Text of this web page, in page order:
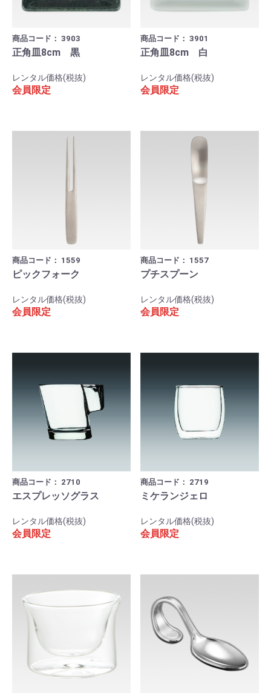
商品コード： 3903
正角皿8cm 黒
レンタル価格(税抜)
会員限定
商品コード： 3901
正角皿8cm 白
レンタル価格(税抜)
会員限定
商品コード： 1559
ピックフォーク
レンタル価格(税抜)
会員限定
商品コード： 1557
プチスプーン
レンタル価格(税抜)
会員限定
商品コード： 2710
エスプレッソグラス
レンタル価格(税抜)
会員限定
商品コード： 2719
ミケランジェロ
レンタル価格(税抜)
会員限定